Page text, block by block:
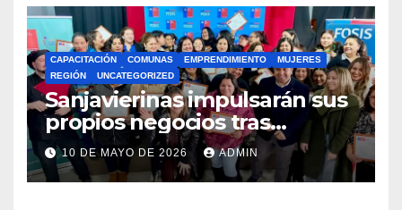
CAPACITACIÓN COMUNAS EMPRENDIMIENTO
MUJERES
REGIÓN
UNCATEGORIZED
Sanjavierinas impulsarán sus
propios negocios tras
capacitarse junto al FOSIS
10 DE MAYO DE 2026 ADMIN